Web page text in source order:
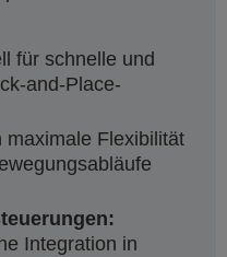
für schnelle und
and-Place-
maximale Flexibilität
Integration in